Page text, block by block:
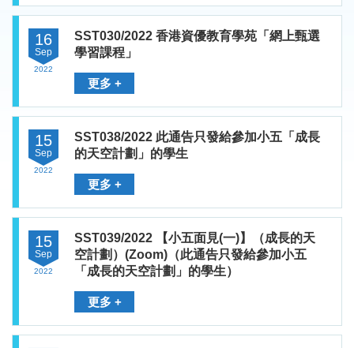
16
Sep
2022
SST030/2022 香港資優教育學苑「網上甄選
學習課程」
更多 +
15
Sep
2022
SST038/2022 此通告只發給參加小五「成長
的天空計劃」的學生
更多 +
15
Sep
2022
SST039/2022 【小五面見(一)】（成長的天
空計劃）(Zoom)（此通告只發給參加小五
「成長的天空計劃」的學生）
更多 +